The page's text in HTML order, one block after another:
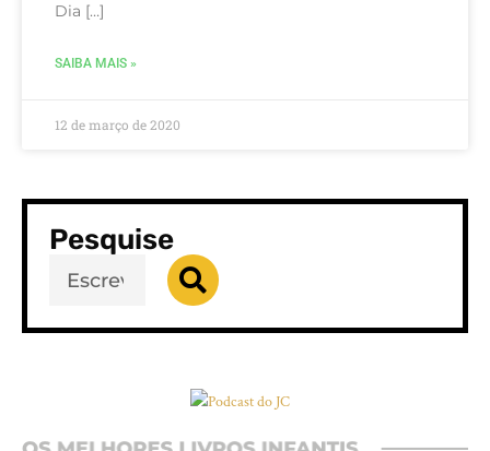
Dia […]
SAIBA MAIS »
12 de março de 2020
Pesquise